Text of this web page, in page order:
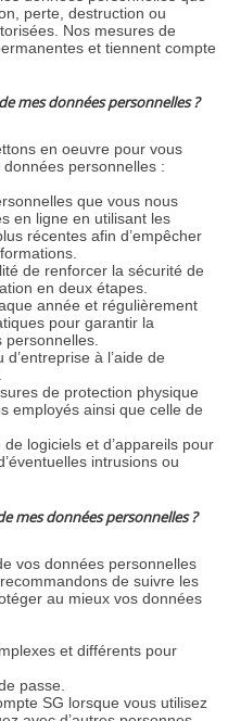
perte, destruction ou
Nos mesures de
et tiennent compte
mes données personnelles ?
en oeuvre pour vous
personnelles :
que vous nous
en ligne en utilisant les
récentes afin d’empêcher
de renforcer la sécurité de
en deux étapes.
année et régulièrement
pour garantir la
personnelles.
à l’aide de
de protection physique
employés ainsi que celle de
logiciels et d’appareils pour
intrusions ou
mes données personnelles ?
vos données personnelles
de suivre les
au mieux vos données
et différents pour
passe.
SG lorsque vous utilisez